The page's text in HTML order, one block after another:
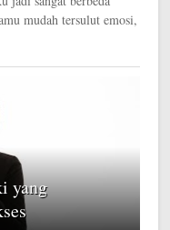
mudah tersulut emosi,
yang